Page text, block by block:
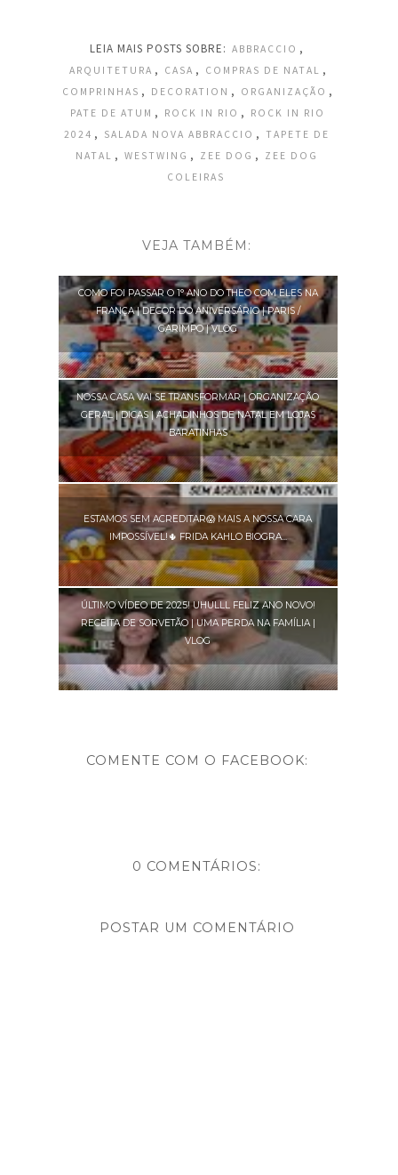
LEIA MAIS POSTS SOBRE: ABBRACCIO ,
ARQUITETURA , CASA , COMPRAS DE NATAL ,
COMPRINHAS , DECORATION , ORGANIZAÇÃO ,
PATE DE ATUM , ROCK IN RIO ,
ROCK IN RIO
2024 , SALADA NOVA ABBRACCIO ,
TAPETE DE
NATAL
, WESTWING , ZEE DOG ,
ZEE DOG
COLEIRAS
VEJA TAMBÉM:
COMO FOI PASSAR O 1° ANO DO THEO COM ELES NA
FRANÇA | DECOR DO ANIVERSÁRIO | PARIS /
GARIMPO | VLOG
NOSSA CASA VAI SE TRANSFORMAR | ORGANIZAÇÃO
GERAL | DICAS | ACHADINHOS DE NATAL EM LOJAS
BARATINHAS
ESTAMOS SEM ACREDITAR😱 MAIS A NOSSA CARA
IMPOSSÍVEL!🌵 FRIDA KAHLO BIOGRA...
ÚLTIMO VÍDEO DE 2025! UHULLL FELIZ ANO NOVO!
RECEITA DE SORVETÃO | UMA PERDA NA FAMÍLIA |
VLOG
COMENTE COM O FACEBOOK:
0 COMENTÁRIOS:
POSTAR UM COMENTÁRIO